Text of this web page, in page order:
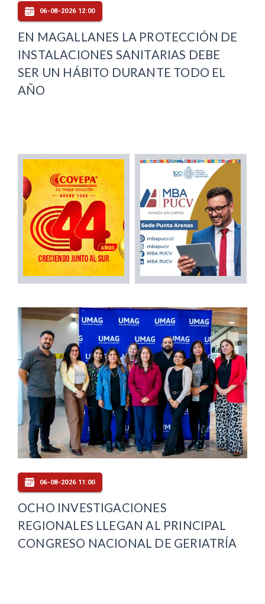
06-08-2026 12:00
EN MAGALLANES LA PROTECCIÓN DE
INSTALACIONES SANITARIAS DEBE
SER UN HÁBITO DURANTE TODO EL
AÑO
06-08-2026 11:00
OCHO INVESTIGACIONES
REGIONALES LLEGAN AL PRINCIPAL
CONGRESO NACIONAL DE GERIATRÍA